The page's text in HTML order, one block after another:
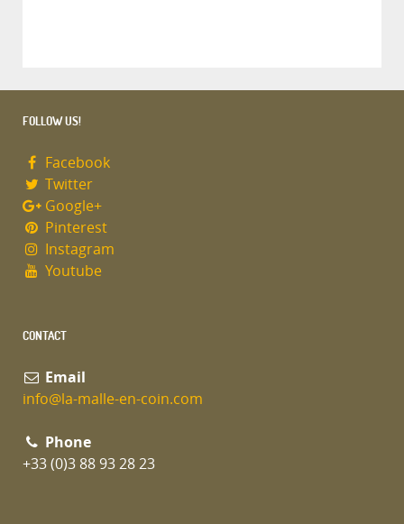
FOLLOW US!
Facebook
Twitter
Google+
Pinterest
Instagram
Youtube
CONTACT
Email
info@la-malle-en-coin.com
Phone
+33 (0)3 88 93 28 23